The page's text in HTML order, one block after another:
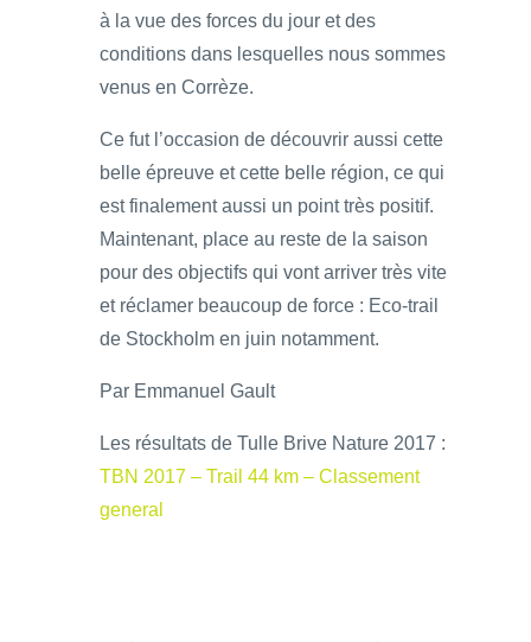
à la vue des forces du jour et des
conditions dans lesquelles nous sommes
venus en Corrèze.
Ce fut l’occasion de découvrir aussi cette
belle épreuve et cette belle région, ce qui
est finalement aussi un point très positif.
Maintenant, place au reste de la saison
pour des objectifs qui vont arriver très vite
et réclamer beaucoup de force : Eco-trail
de Stockholm en juin notamment.
Par Emmanuel Gault
Les résultats de Tulle Brive Nature 2017 :
TBN 2017 – Trail 44 km – Classement
general